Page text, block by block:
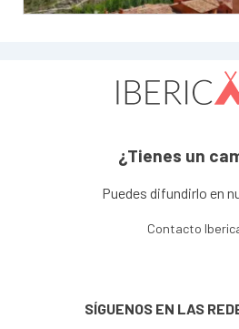
¿Tienes un
Puedes difundirlo en
Contacto
SÍGUENOS EN LAS